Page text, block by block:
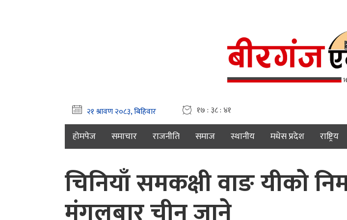
१७ : ३८ : ४२
होमपेज समाचार राजनीति समाज स्थानीय मधेस प्रदेश राष्ट्रिय
चिनियाँ समकक्षी वाङ यीको